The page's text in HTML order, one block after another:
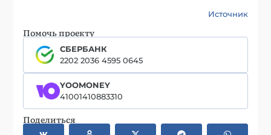
Источник
Помочь проекту
СБЕРБАНК
2202 2036 4595 0645
YOOMONEY
41001410883310
Поделиться